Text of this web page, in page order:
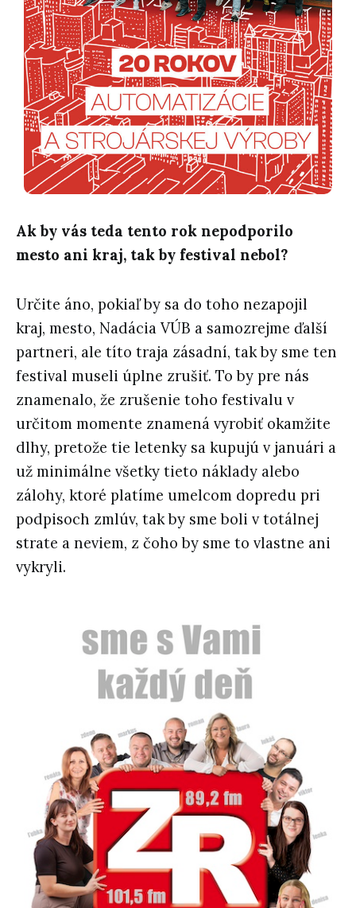
Ak by vás teda tento rok nepodporilo
mesto ani kraj, tak by festival nebol?
Určite áno, pokiaľ by sa do toho nezapojil
kraj, mesto, Nadácia VÚB a samozrejme ďalší
partneri, ale títo traja zásadní, tak by sme ten
festival museli úplne zrušiť. To by pre nás
znamenalo, že zrušenie toho festivalu v
určitom momente znamená vyrobiť okamžite
dlhy, pretože tie letenky sa kupujú v januári a
už minimálne všetky tieto náklady alebo
zálohy, ktoré platíme umelcom dopredu pri
podpisoch zmlúv, tak by sme boli v totálnej
strate a neviem, z čoho by sme to vlastne ani
vykryli.